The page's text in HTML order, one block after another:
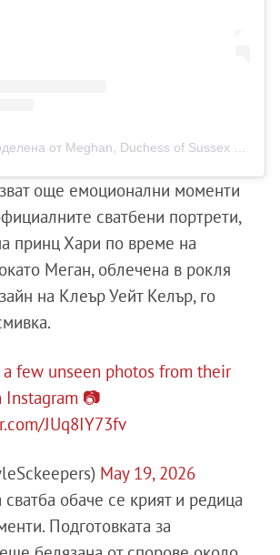
Публикация, споделена от Meghan, Duchess of Sussex (@meghan)
още емоционални моменти
сватбени портрети,
принц Хари по време на
Меган, облечена в рокля
на Клеър Уейт Келър, го
few unseen photos from their
Instagram 📷
JUq8IY73fv
May 19, 2026
сватба обаче се крият и редица
Подготовката за